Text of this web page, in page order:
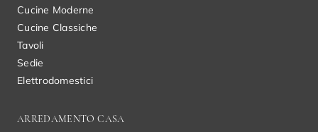
Cucine Moderne
Cucine Classiche
Tavoli
Sedie
Elettrodomestici
ARREDAMENTO CASA